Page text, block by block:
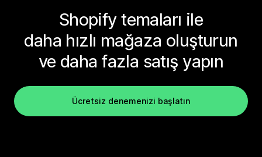
Shopify temaları ile
daha hızlı mağaza oluşturun
ve daha fazla satış yapın
Ücretsiz denemenizi başlatın